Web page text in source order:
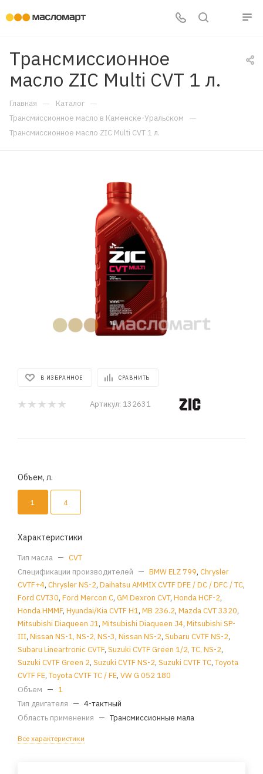
Трансмиссионное
масло ZIC Multi CVT 1 л.
Главная — Каталог —
Трансмиссионное масло в Каменске-Уральском —
Трансмиссионное масло ZIC Multi CVT 1 л.
В ИЗБРАННОЕ СРАВНИТЬ
Артикул: 132631
Объем, л.
1 4
Характеристики
Тип масла — CVT
Спецификации производителей — BMW ELZ 799, Chrysler
CVTF+4, Chrysler NS-2, Daihatsu AMMIX CVTF DFE / DC / DFC / TC,
Ford CVT30, Ford Mercon C, GM Dexron CVT, Honda HCF-2,
Honda HMMF, Hyundai/Kia CVTF H1, MB 236.2, Mazda CVT 3320,
Mitsubishi Diaqueen J1, Mitsubishi Diaqueen J4, Mitsubishi SP-
III, Nissan NS-1, NS-2, NS-3, Nissan NS-2, Subaru CVTF NS-2,
Subaru Lineartronic CVTF, Suzuki CVTF Green 1/2, TC, NS-2,
Suzuki CVTF Green 2, Suzuki CVTF NS-2, Suzuki CVTF TC, Toyota
CVTF FE, Toyota CVTF TC / FE, VW G 052 180
Объем — 1
Тип двигателя — 4-тактный
Область применения — Трансмиссионные мала
Все характеристики